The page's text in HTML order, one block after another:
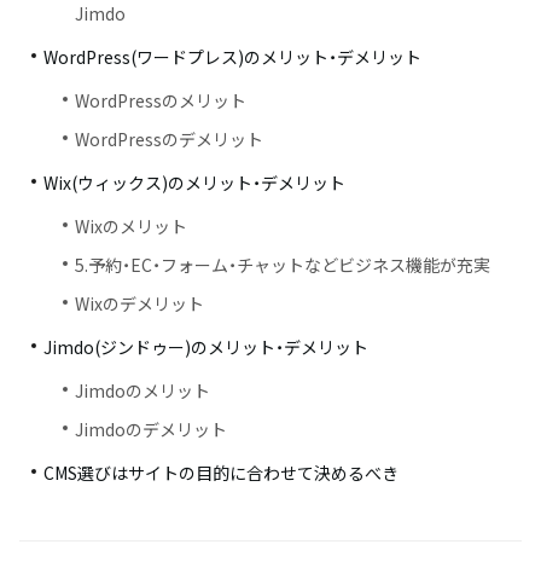
Jimdo
WordPress(ワードプレス)のメリット・デメリット
WordPressのメリット
WordPressのデメリット
Wix(ウィックス)のメリット・デメリット
Wixのメリット
5.予約・EC・フォーム・チャットなどビジネス機能が充実
Wixのデメリット
Jimdo(ジンドゥー)のメリット・デメリット
Jimdoのメリット
Jimdoのデメリット
CMS選びはサイトの目的に合わせて決めるべき